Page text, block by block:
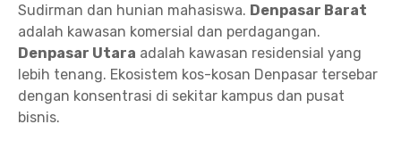
Sudirman dan hunian mahasiswa. Denpasar Barat
adalah kawasan komersial dan perdagangan.
Denpasar Utara adalah kawasan residensial yang
lebih tenang. Ekosistem kos-kosan Denpasar tersebar
dengan konsentrasi di sekitar kampus dan pusat
bisnis.